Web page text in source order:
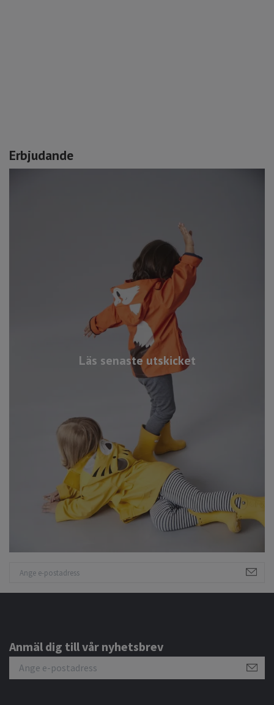
Erbjudande
Läs senaste utskicket
Anmäl dig till vår nyhetsbrev